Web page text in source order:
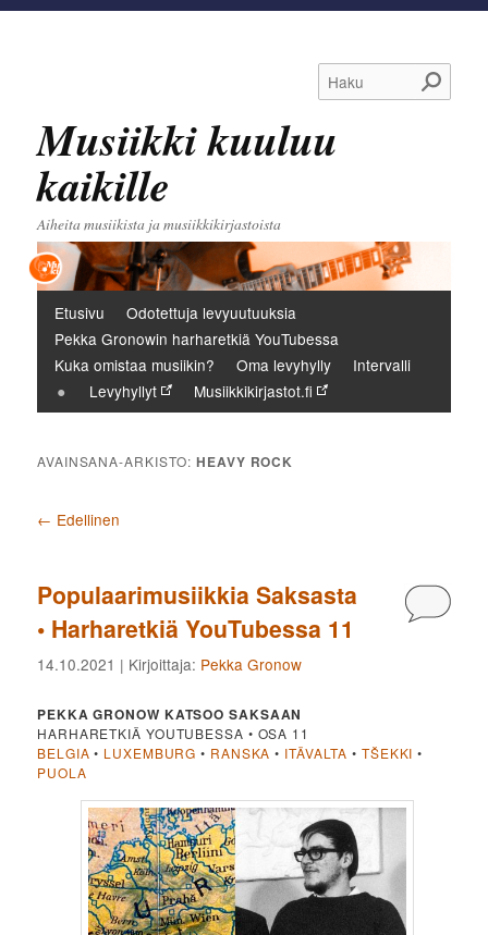
Haku
Musiikki kuuluu
kaikille
Aiheita musiikista ja musiikkikirjastoista
Päävalikko
Etusivu
Odotettuja levyuutuuksia
Pekka Gronowin harharetkiä YouTubessa
Kuka omistaa musiikin?
Oma levyhylly
Intervalli
Levyhyllyt
Musiikkikirjastot.fi
AVAINSANA-ARKISTO:HEAVY ROCK
Artikkelien selaus
← Edellinen
Populaarimusiikkia Saksasta
• Harharetkiä YouTubessa 11
14.10.2021 | Kirjoittaja: Pekka Gronow
PEKKA GRONOW KATSOO SAKSAAN
HARHARETKIÄ YOUTUBESSA • OSA 11
BELGIA • LUXEMBURG • RANSKA • ITÄVALTA • TŠEKKI •
PUOLA